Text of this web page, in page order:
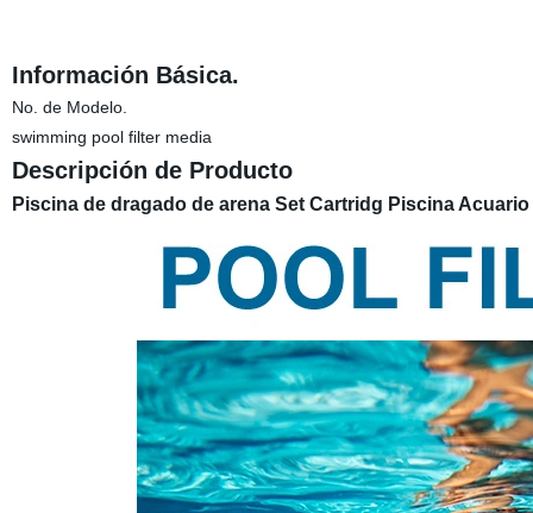
Información Básica.
No. de Modelo.
swimming pool filter media
Descripción de Producto
Piscina de dragado de arena Set Cartridg Piscina